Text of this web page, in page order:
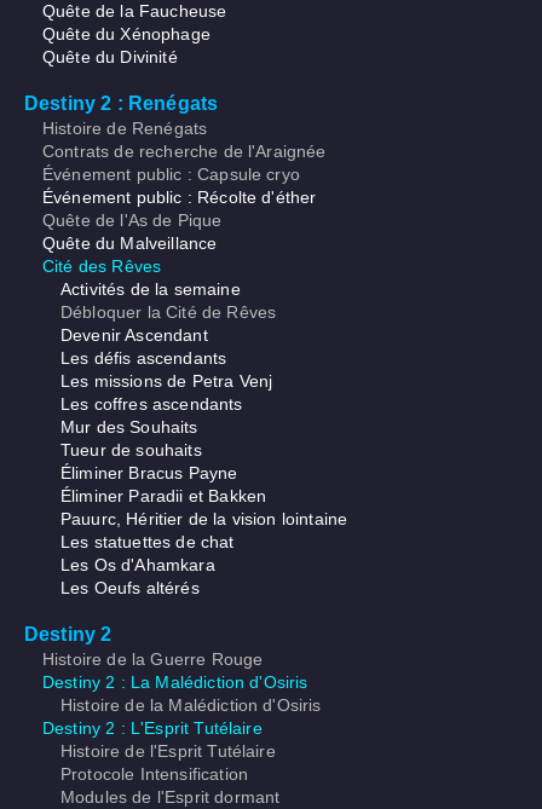
Quête de la Faucheuse
Quête du Xénophage
Quête du Divinité
Destiny 2 : Renégats
Histoire de Renégats
Contrats de recherche de l'Araignée
Événement public : Capsule cryo
Événement public : Récolte d'éther
Quête de l'As de Pique
Quête du Malveillance
Cité des Rêves
Activités de la semaine
Débloquer la Cité de Rêves
Devenir Ascendant
Les défis ascendants
Les missions de Petra Venj
Les coffres ascendants
Mur des Souhaits
Tueur de souhaits
Éliminer Bracus Payne
Éliminer Paradii et Bakken
Pauurc, Héritier de la vision lointaine
Les statuettes de chat
Les Os d'Ahamkara
Les Oeufs altérés
Destiny 2
Histoire de la Guerre Rouge
Destiny 2 : La Malédiction d'Osiris
Histoire de la Malédiction d'Osiris
Destiny 2 : L'Esprit Tutélaire
Histoire de l'Esprit Tutélaire
Protocole Intensification
Modules de l'Esprit dormant